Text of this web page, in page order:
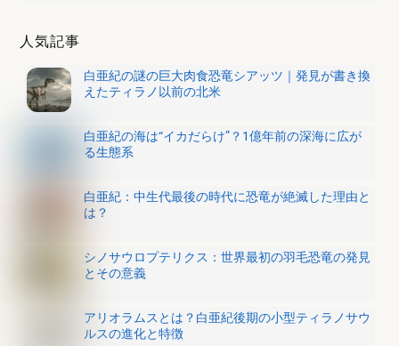
人気記事
白亜紀の謎の巨大肉食恐竜シアッツ｜発見が書き換
えたティラノ以前の北米
白亜紀の海は“イカだらけ”？1億年前の深海に広が
る生態系
白亜紀：中生代最後の時代に恐竜が絶滅した理由と
は？
シノサウロプテリクス：世界最初の羽毛恐竜の発見
とその意義
アリオラムスとは？白亜紀後期の小型ティラノサウ
ルスの進化と特徴